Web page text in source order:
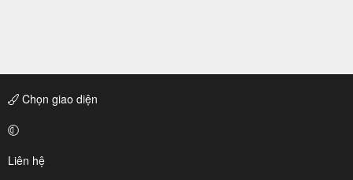
Chọn giao diện
Liên hệ